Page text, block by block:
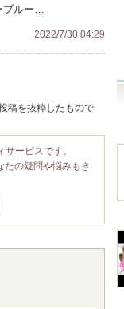
ブルー…
2022/7/30 04:29
稿を抜粋したもので
ービスです。
の疑問や悩みもき